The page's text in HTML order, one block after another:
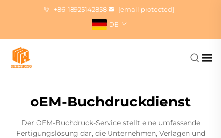
+86-18925142858
[email protected]
DE
oEM-Buchdruckdienst
Der OEM-Buchdruck-Service stellt eine umfassende
Fertigungslösung dar, die Unternehmen, Verlagen und